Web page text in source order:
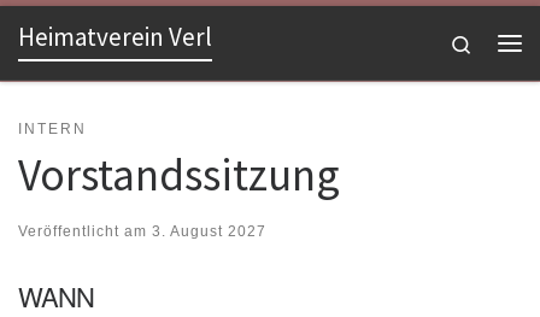
Zum Inhalt springen
Heimatverein Verl
Search
INTERN
Vorstandssitzung
Veröffentlicht am 3. August 2027
WANN